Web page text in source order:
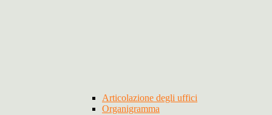
Articolazione degli uffici
Organigramma